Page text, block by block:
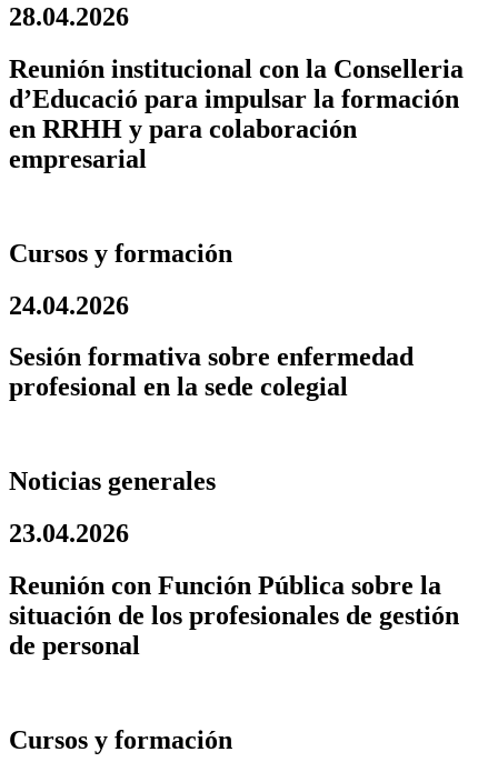
28.04.2026
Reunión institucional con la Conselleria
d’Educació para impulsar la formación
en RRHH y para colaboración
empresarial
Cursos y formación
24.04.2026
Sesión formativa sobre enfermedad
profesional en la sede colegial
Noticias generales
23.04.2026
Reunión con Función Pública sobre la
situación de los profesionales de gestión
de personal
Cursos y formación